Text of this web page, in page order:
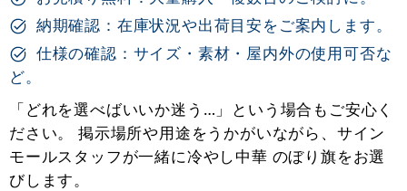
納期確認：在庫状況や出荷目安をご案内します。
仕様の確認：サイズ・素材・屋内外の使用可否な
ど。
「どれを選べばいいか迷う…」という場合もご安心く
ださい。 掲示場所や用途をうかがいながら、サイン
モールスタッフが一緒に冷やし中華 のぼり旗をお選
びします。